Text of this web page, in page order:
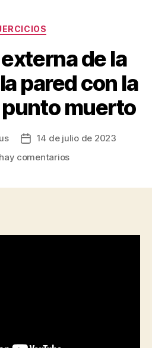
Categorías
de la
pared con la
muerto
Fecha14 de julio de 2023
comentariosen
en